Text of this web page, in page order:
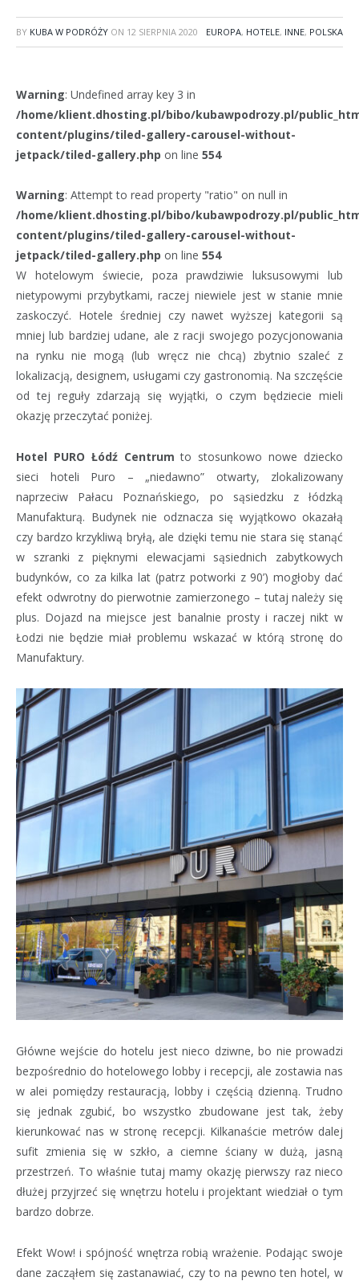
BY KUBA W PODRÓŻY ON 12 SIERPNIA 2020 EUROPA, HOTELE, INNE, POLSKA
Warning: Undefined array key 3 in
/home/klient.dhosting.pl/bibo/kubawpodrozy.pl/
content/plugins/tiled-gallery-carousel-without-
jetpack/tiled-gallery.php on line 554
Warning: Attempt to read property "ratio" on null in
/home/klient.dhosting.pl/bibo/kubawpodrozy.pl/
content/plugins/tiled-gallery-carousel-without-
jetpack/tiled-gallery.php on line 554
W hotelowym świecie, poza prawdziwie luksusowymi lub
nietypowymi przybytkami, raczej niewiele jest w stanie mnie
zaskoczyć. Hotele średniej czy nawet wyższej kategorii są
mniej lub bardziej udane, ale z racji swojego pozycjonowania
na rynku nie mogą (lub wręcz nie chcą) zbytnio szaleć z
lokalizacją, designem, usługami czy gastronomią. Na szczęście
od tej reguły zdarzają się wyjątki, o czym będziecie mieli
okazję przeczytać poniżej.
Hotel PURO Łódź Centrum to stosunkowo nowe dziecko
sieci hoteli Puro – „niedawno” otwarty, zlokalizowany
naprzeciw Pałacu Poznańskiego, po sąsiedzku z łódzką
Manufakturą. Budynek nie odznacza się wyjątkowo okazałą
czy bardzo krzykliwą bryłą, ale dzięki temu nie stara się stanąć
w szranki z pięknymi elewacjami sąsiednich zabytkowych
budynków, co za kilka lat (patrz potworki z 90’) mogłoby dać
efekt odwrotny do pierwotnie zamierzonego – tutaj należy się
plus. Dojazd na miejsce jest banalnie prosty i raczej nikt w
Łodzi nie będzie miał problemu wskazać w którą stronę do
Manufaktury.
Główne wejście do hotelu jest nieco dziwne, bo nie prowadzi
bezpośrednio do hotelowego lobby i recepcji, ale zostawia nas
w alei pomiędzy restauracją, lobby i częścią dzienną. Trudno
się jednak zgubić, bo wszystko zbudowane jest tak, żeby
kierunkować nas w stronę recepcji. Kilkanaście metrów dalej
sufit zmienia się w szkło, a ciemne ściany w dużą, jasną
przestrzeń. To właśnie tutaj mamy okazję pierwszy raz nieco
dłużej przyjrzeć się wnętrzu hotelu i projektant wiedział o tym
bardzo dobrze.
Efekt Wow! i spójność wnętrza robią wrażenie. Podając swoje
dane zacząłem się zastanawiać, czy to na pewno ten hotel, w